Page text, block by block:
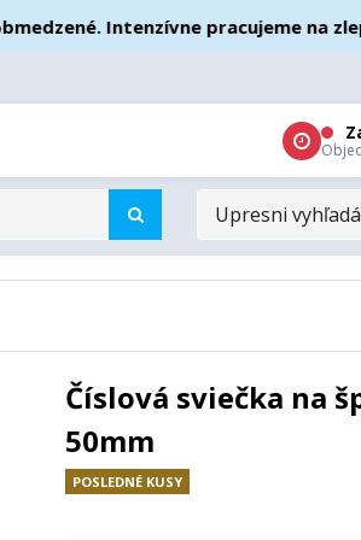
Intenzívne pracujeme na
UPRESNI
VYHĽADÁVANIE
Číslová sviečka na
50mm
POSLEDNÉ KUSY